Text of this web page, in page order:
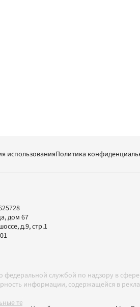
использованияПолитика
дом 67
д.9, стр.1
службой по надзору в
информации, содержащейся в
технологии в соответствии с Правилами